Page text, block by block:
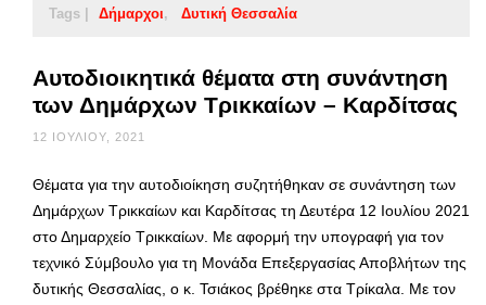
Tags | Δήμαρχοι Δυτική Θεσσαλία
Αυτοδιοικητικά θέματα στη συνάντηση
των Δημάρχων Τρικκαίων – Καρδίτσας
12 ΙΟΥΛΊΟΥ, 2021
Θέματα για την αυτοδιοίκηση συζητήθηκαν σε συνάντηση των
Δημάρχων Τρικκαίων και Καρδίτσας τη Δευτέρα 12 Ιουλίου 2021
στο Δημαρχείο Τρικκαίων. Με αφορμή την υπογραφή για τον
τεχνικό Σύμβουλο για τη Μονάδα Επεξεργασίας Αποβλήτων της
δυτικής Θεσσαλίας, ο κ. Τσιάκος βρέθηκε στα Τρίκαλα. Με τον